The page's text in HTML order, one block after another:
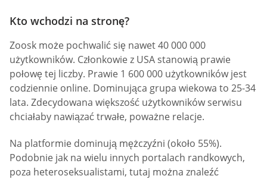
Kto wchodzi na stronę?
Zoosk może pochwalić się nawet 40 000 000
użytkowników. Członkowie z USA stanowią prawie
połowę tej liczby. Prawie 1 600 000 użytkowników jest
codziennie online. Dominująca grupa wiekowa to 25-34
lata. Zdecydowana większość użytkowników serwisu
chciałaby nawiązać trwałe, poważne relacje.
Na platformie dominują mężczyźni (około 55%).
Podobnie jak na wielu innych portalach randkowych,
poza heteroseksualistami, tutaj można znaleźć